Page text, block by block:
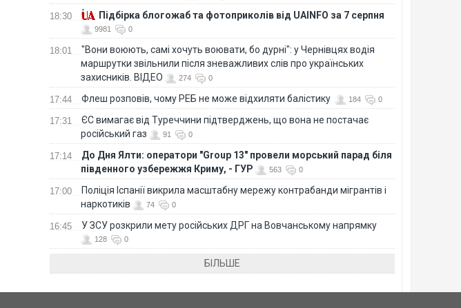
18:30 Підбірка блогожаб та фотоприколів від UAINFO за 7 серпня
9981 0
18:01
"Вони воюють, самі хочуть воювати, бо дурні": у Чернівцях водія
маршрутки звільнили після зневажливих слів про українських
захисників. ВІДЕО
274 0
17:44 Флеш розповів, чому РЕБ не може відхиляти балістику 184 0
17:31
ЄС вимагає від Туреччини підтверджень, що вона не постачає
російський газ
91 0
17:14
До Дня Ялти: оператори "Group 13" провели морський парад біля
південного узбережжя Криму, - ГУР
563 0
17:00
Поліція Іспанії викрила масштабну мережу контрабанди мігрантів і
наркотиків
74 0
16:45 У ЗСУ розкрили мету російських ДРГ на Вовчанському напрямку
128 0
БІЛЬШЕ